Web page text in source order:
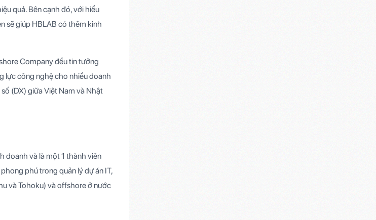
quả. Bên cạnh đó, với hiểu
sẽ giúp HBLAB có thêm kinh
Company đều tin tưởng
lực công nghệ cho nhiều doanh
(DX) giữa Việt Nam và Nhật
doanh và là một 1 thành viên
phú trong quản lý dự án IT,
và Tohoku) và offshore ở nước